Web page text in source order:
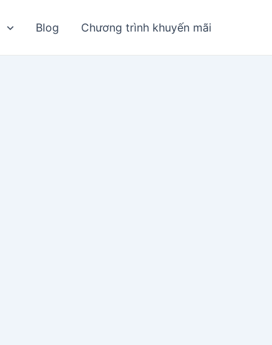
Blog Chương trình khuyến mãi